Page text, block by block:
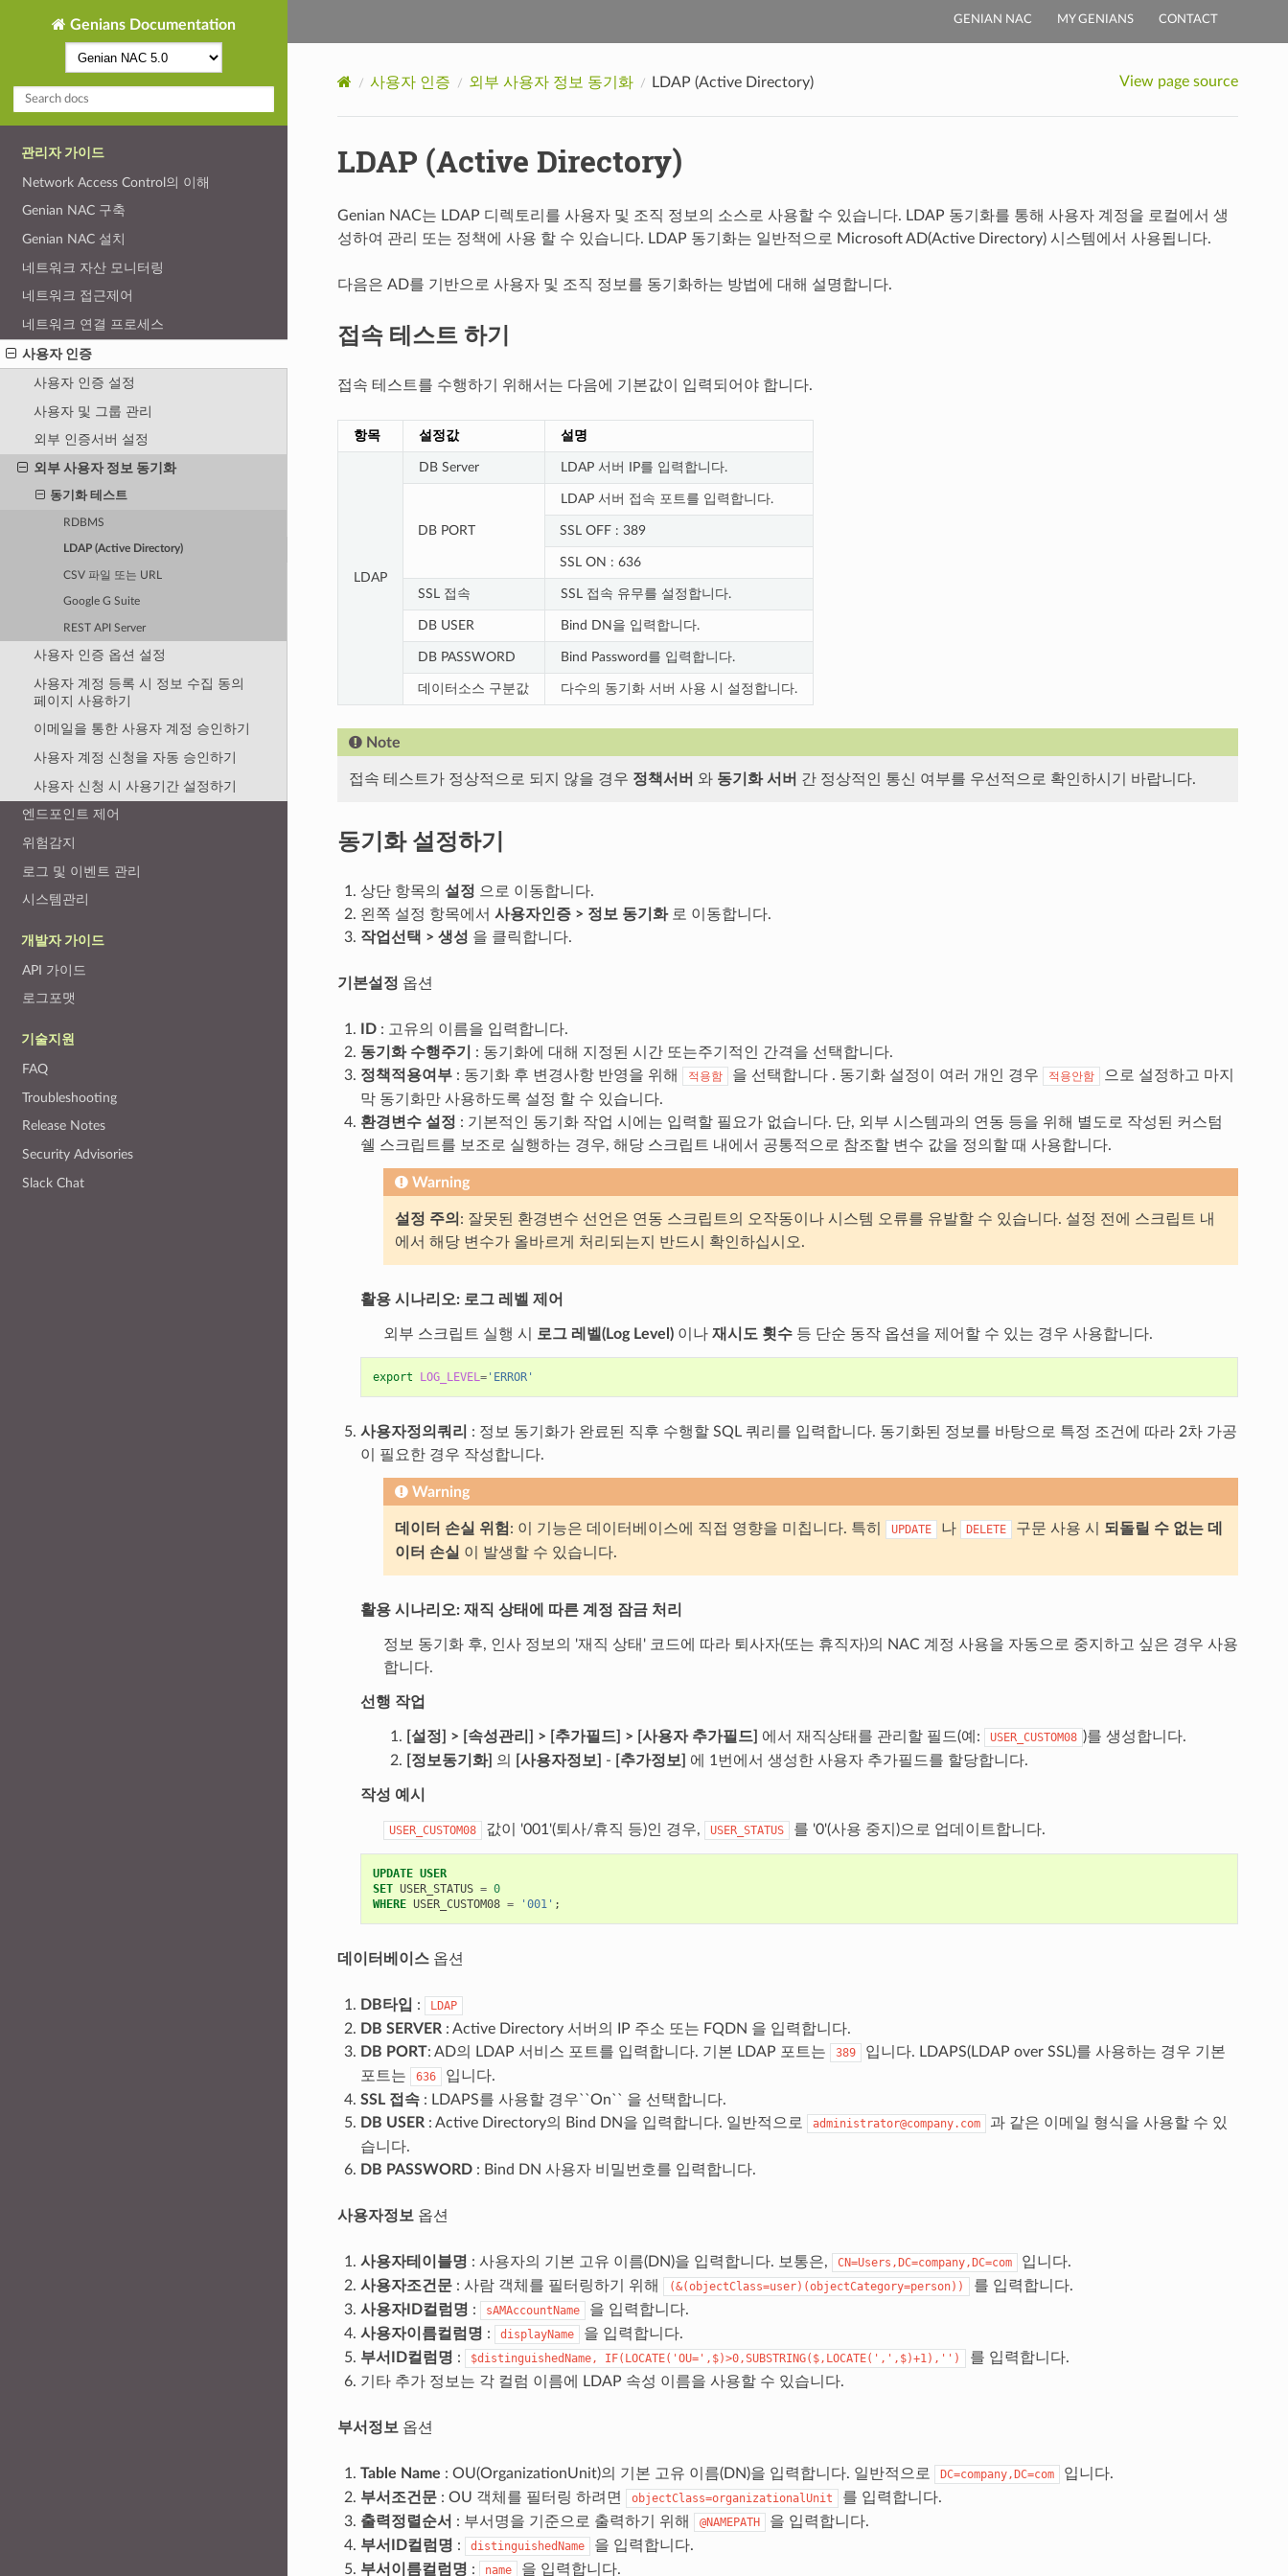
GENIAN NAC MY GENIANS CONTACT
Genians Documentation
관리자 가이드
Network Access Control의 이해
Genian NAC 구축
Genian NAC 설치
네트워크 자산 모니터링
네트워크 접근제어
네트워크 연결 프로세스
사용자 인증
사용자 인증 설정
사용자 및 그룹 관리
외부 인증서버 설정
외부 사용자 정보 동기화
동기화 테스트
RDBMS
LDAP (Active Directory)
CSV 파일 또는 URL
Google G Suite
REST API Server
사용자 인증 옵션 설정
사용자 계정 등록 시 정보 수집 동의
페이지 사용하기
이메일을 통한 사용자 계정 승인하기
사용자 계정 신청을 자동 승인하기
사용자 신청 시 사용기간 설정하기
엔드포인트 제어
위험감지
로그 및 이벤트 관리
시스템관리
개발자 가이드
API 가이드
로그포맷
기술지원
FAQ
Troubleshooting
Release Notes
Security Advisories
Slack Chat
사용자 인증 외부 사용자 정보 동기화 LDAP (Active Directory) View page source
LDAP (Active Directory)
Genian NAC는 LDAP 디렉토리를 사용자 및 조직 정보의 소스로 사용할 수 있습니다. LDAP 동기화를 통해 사용자 계정을 로컬에서 생
성하여 관리 또는 정책에 사용 할 수 있습니다. LDAP 동기화는 일반적으로 Microsoft AD(Active Directory) 시스템에서 사용됩니다.
다음은 AD를 기반으로 사용자 및 조직 정보를 동기화하는 방법에 대해 설명합니다.
접속 테스트 하기
접속 테스트를 수행하기 위해서는 다음에 기본값이 입력되어야 합니다.
항목 설정값 설명
LDAP
DB Server LDAP 서버 IP를 입력합니다.
DB PORT
LDAP 서버 접속 포트를 입력합니다.
SSL OFF : 389
SSL ON : 636
SSL 접속 SSL 접속 유무를 설정합니다.
DB USER Bind DN을 입력합니다.
DB PASSWORD Bind Password를 입력합니다.
데이터소스 구분값 다수의 동기화 서버 사용 시 설정합니다.
Note
접속 테스트가 정상적으로 되지 않을 경우 정책서버 와 동기화 서버 간 정상적인 통신 여부를 우선적으로 확인하시기 바랍니다.
동기화 설정하기
상단 항목의 설정 으로 이동합니다.
왼쪽 설정 항목에서 사용자인증 > 정보 동기화로 이동합니다.
작업선택 > 생성 을 클릭합니다.
기본설정 옵션
ID: 고유의 이름을 입력합니다.
동기화 수행주기
: 동기화에 대해 지정된 시간 또는주기적인 간격을 선택합니다.
정책적용여부: 동기화 후 변경사항 반영을 위해 적용함 을 선택합니다 . 동기화 설정이 여러 개인 경우 적용안함
으로 설정하고 마지
막 동기화만 사용하도록 설정 할 수 있습니다.
환경변수 설정 : 기본적인 동기화 작업 시에는 입력할 필요가 없습니다. 단, 외부 시스템과의 연동 등을 위해 별도로 작성된 커스텀
쉘 스크립트를 보조로 실행하는 경우, 해당 스크립트 내에서 공통적으로 참조할 변수 값을 정의할 때 사용합니다.
Warning
설정 주의 : 잘못된 환경변수 선언은 연동 스크립트의 오작동이나 시스템 오류를 유발할 수 있습니다. 설정 전에 스크립트 내
에서 해당 변수가 올바르게 처리되는지 반드시 확인하십시오.
활용 시나리오: 로그 레벨 제어
외부 스크립트 실행 시 로그 레벨(Log Level)이나 재시도 횟수등 단순 동작 옵션을 제어할 수 있는 경우 사용합니다.
export LOG_LEVEL='ERROR'
사용자정의쿼리 : 정보 동기화가 완료된 직후 수행할 SQL 쿼리를 입력합니다. 동기화된 정보를 바탕으로 특정 조건에 따라 2차 가공
이 필요한 경우 작성합니다.
Warning
데이터 손실 위험 : 이 기능은 데이터베이스에 직접 영향을 미칩니다. 특히 UPDATE 나 DELETE 구문 사용 시 되돌릴 수 없는 데
이터 손실 이 발생할 수 있습니다.
활용 시나리오: 재직 상태에 따른 계정 잠금 처리
정보 동기화 후, 인사 정보의 '재직 상태' 코드에 따라 퇴사자(또는 휴직자)의 NAC 계정 사용을 자동으로 중지하고 싶은 경우 사용
합니다.
선행 작업
[설정] > [속성관리] > [추가필드] > [사용자 추가필드] 에서 재직상태를 관리할 필드(예: USER_CUSTOM08 )를 생성합니다.
[정보동기화] 의 [사용자정보] - [추가정보] 에 1번에서 생성한 사용자 추가필드를 할당합니다.
작성 예시
USER_CUSTOM08 값이 '001'(퇴사/휴직 등)인 경우, USER_STATUS 를 '0'(사용 중지)으로 업데이트합니다.
UPDATE USER
SET USER_STATUS = 0
WHERE USER_CUSTOM08 = '001' ;
데이터베이스옵션
DB타입 : LDAP
DB SERVER: Active Directory 서버의 IP 주소 또는 FQDN 을 입력합니다.
DB PORT: AD의 LDAP 서비스 포트를 입력합니다. 기본 LDAP 포트는 389
입니다. LDAPS(LDAP over SSL)를 사용하는 경우 기본
포트는
636
입니다.
SSL 접속: LDAPS를 사용할 경우``On`` 을 선택합니다.
DB USER: Active Directory의 Bind DN을 입력합니다. 일반적으로 administrator@company.com
과 같은 이메일 형식을 사용할 수 있
습니다.
DB PASSWORD: Bind DN 사용자 비밀번호를 입력합니다.
사용자정보 옵션
사용자테이블명 : 사용자의 기본 고유 이름(DN)을 입력합니다. 보통은, CN=Users,DC=company,DC=com
입니다.
사용자조건문: 사람 객체를 필터링하기 위해 (&(objectClass=user)(objectCategory=person))
를 입력합니다.
사용자ID컬럼명 : sAMAccountName
을 입력합니다.
사용자이름컬럼명 : displayName
을 입력합니다.
부서ID컬럼명 : $distinguishedName, IF(LOCATE('OU=',$)>0,SUBSTRING($,LOCATE(',',$)+1),'')
를 입력합니다.
기타 추가 정보는 각 컬럼 이름에 LDAP 속성 이름을 사용할 수 있습니다.
부서정보 옵션
Table Name : OU(OrganizationUnit)의 기본 고유 이름(DN)을 입력합니다. 일반적으로 DC=company,DC=com
입니다.
부서조건문: OU 객체를 필터링 하려면 objectClass=organizationalUnit
를 입력합니다.
출력정렬순서 : 부서명을 기준으로 출력하기 위해 @NAMEPATH
을 입력합니다.
부서ID컬럼명 : distinguishedName
을 입력합니다.
부서이름컬럼명 : name 을 입력합니다.